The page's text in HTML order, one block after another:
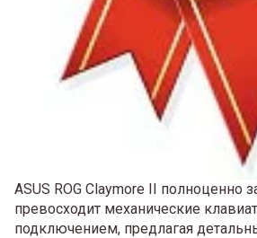
ASUS ROG Claymore II полноценно
превосходит механические
подключением, предлагая